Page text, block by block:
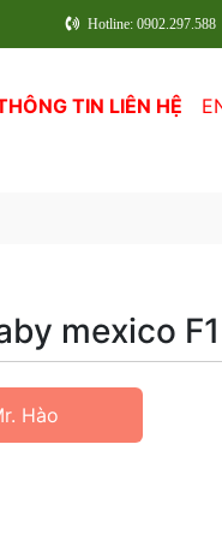
Hotline: 0902.297.588
TIN LIÊN HỆ
mexico F1
Hào